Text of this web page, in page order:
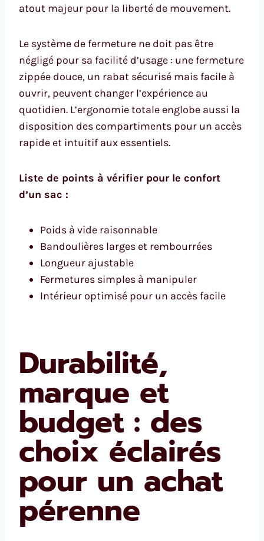
atout majeur pour la liberté de mouvement.
Le système de fermeture ne doit pas être
négligé pour sa facilité d’usage : une fermeture
zippée douce, un rabat sécurisé mais facile à
ouvrir, peuvent changer l’expérience au
quotidien. L’ergonomie totale englobe aussi la
disposition des compartiments pour un accès
rapide et intuitif aux essentiels.
Liste de points à vérifier pour le confort
d’un sac :
Poids à vide raisonnable
Bandoulières larges et rembourrées
Longueur ajustable
Fermetures simples à manipuler
Intérieur optimisé pour un accès facile
Durabilité,
marque et
budget : des
choix éclairés
pour un achat
pérenne